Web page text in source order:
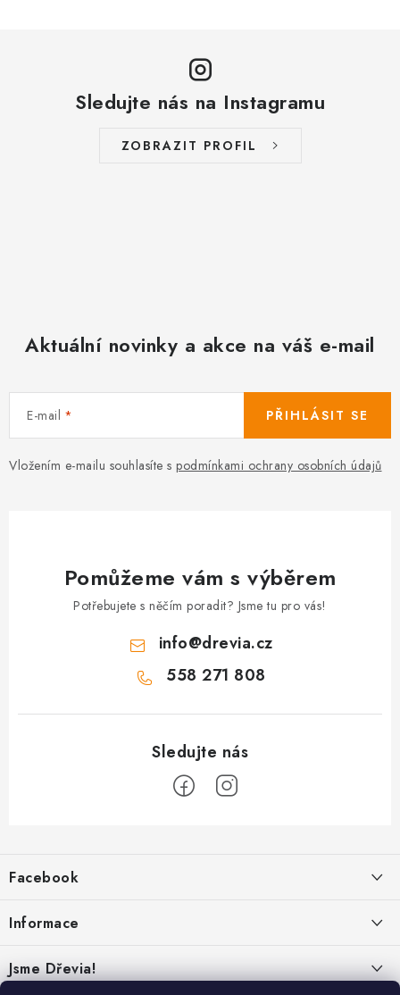
Sledujte nás na Instagramu
ZOBRAZIT PROFIL
Aktuální novinky a akce na váš e-mail
E-mail
Vložením e-mailu souhlasíte s podmínkami ochrany osobních údajů
PŘIHLÁSIT SE
Pomůžeme vám s výběrem
Potřebujete s něčím poradit? Jsme tu pro vás!
info@drevia.cz
558 271 808
p
a
Facebook
Informace
Jsme Dřevia!